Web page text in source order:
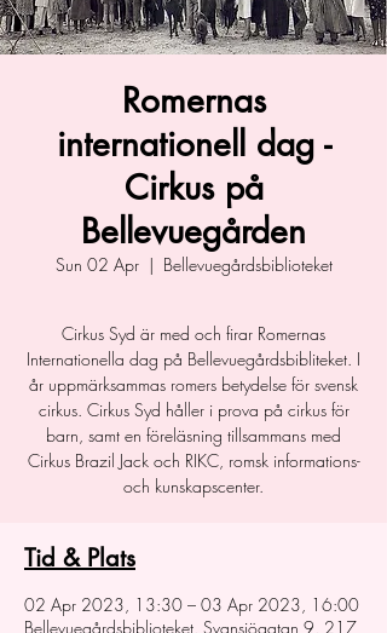
Romernas
internationell dag -
Cirkus på
Bellevuegården
Sun 02 Apr
  |
Bellevuegårdsbiblioteket
Cirkus Syd är med och firar Romernas
Internationella dag på Bellevuegårdsbibliteket. I
år uppmärksammas romers betydelse för svensk
cirkus. Cirkus Syd håller i prova på cirkus för
barn, samt en föreläsning tillsammans med
Cirkus Brazil Jack och RIKC, romsk informations-
och kunskapscenter.
Tid & Plats
02 Apr 2023, 13:30 – 03 Apr 2023, 16:00
Bellevuegårdsbiblioteket, Svansjögatan 9, 217